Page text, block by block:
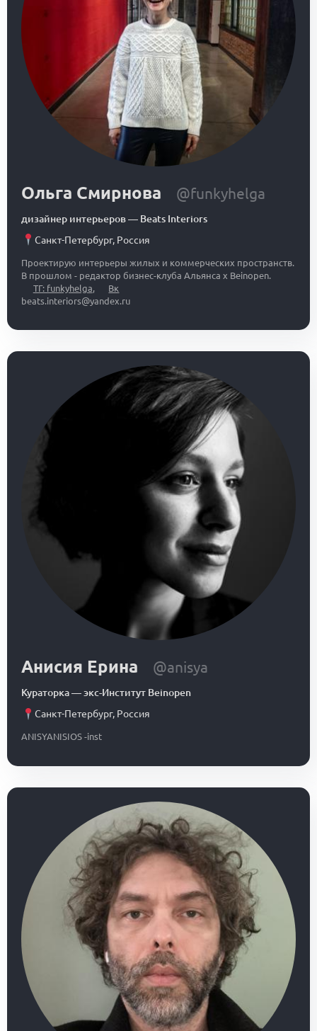
Ольга Смирнова @funkyhelga
дизайнер интерьеров— Beats Interiors
Санкт-Петербург, Россия
Проектирую интерьеры жилых и коммерческих пространств.
В прошлом - редактор бизнес-клуба Альянса x Beinopen.
ТГ: funkyhelga
Вк
beats.interiors@yandex.ru
Анисия Ерина @anisya
Кураторка—экс-Институт Beinopen
Санкт-Петербург, Россия
ANISYANISIOS -inst